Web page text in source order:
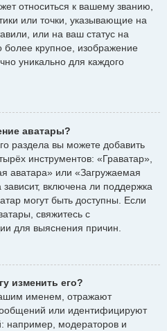
относиться к вашему званию,
или точки, указывающие на
или на ваш статус на
крупное, изображение
уникально для каждого
аватары?
раздела вы можете добавить
инструментов: «Граватар»,
аватара» или «Загружаемая
включена ли поддержка
могут быть доступны. Если
свяжитесь с
для выяснения причин.
изменить его?
именем, отражают
или идентифицируют
например, модераторов и